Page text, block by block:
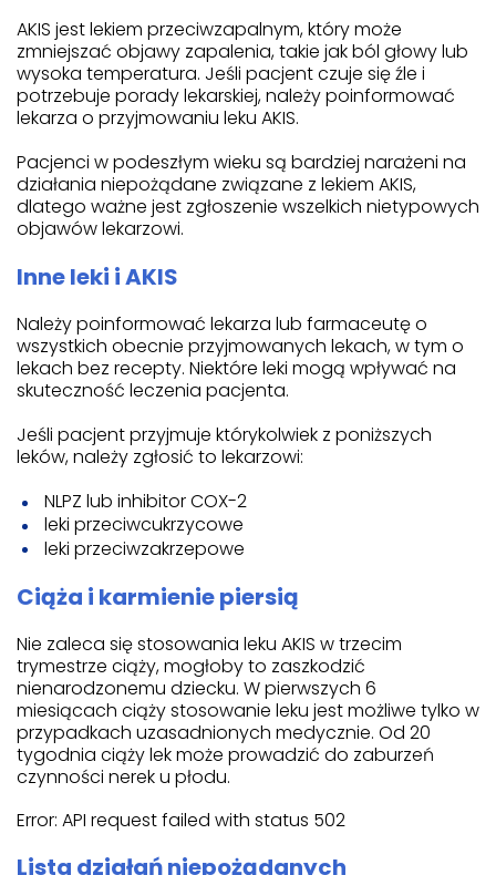
AKIS jest lekiem przeciwzapalnym, który może
zmniejszać objawy zapalenia, takie jak ból głowy lub
wysoka temperatura. Jeśli pacjent czuje się źle i
potrzebuje porady lekarskiej, należy poinformować
lekarza o przyjmowaniu leku AKIS.
Pacjenci w podeszłym wieku są bardziej narażeni na
działania niepożądane związane z lekiem AKIS,
dlatego ważne jest zgłoszenie wszelkich nietypowych
objawów lekarzowi.
Inne leki i AKIS
Należy poinformować lekarza lub farmaceutę o
wszystkich obecnie przyjmowanych lekach, w tym o
lekach bez recepty. Niektóre leki mogą wpływać na
skuteczność leczenia pacjenta.
Jeśli pacjent przyjmuje którykolwiek z poniższych
leków, należy zgłosić to lekarzowi:
NLPZ lub inhibitor COX-2
leki przeciwcukrzycowe
leki przeciwzakrzepowe
Ciąża i karmienie piersią
Nie zaleca się stosowania leku AKIS w trzecim
trymestrze ciąży, mogłoby to zaszkodzić
nienarodzonemu dziecku. W pierwszych 6
miesiącach ciąży stosowanie leku jest możliwe tylko w
przypadkach uzasadnionych medycznie. Od 20
tygodnia ciąży lek może prowadzić do zaburzeń
czynności nerek u płodu.
Error: API request failed with status 502
Lista działań niepożądanych